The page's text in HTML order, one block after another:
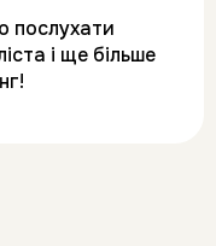
послухати
і ще більше